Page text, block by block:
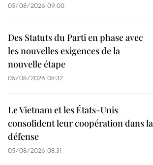
05/08/2026 09:00
Des Statuts du Parti en phase avec
les nouvelles exigences de la
nouvelle étape
05/08/2026 08:32
Le Vietnam et les États-Unis
consolident leur coopération dans la
défense
05/08/2026 08:31